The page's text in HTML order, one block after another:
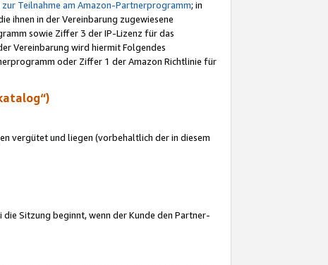
Teilnahme am Amazon-Partnerprogramm; in
ihnen in der Vereinbarung zugewiesene
sowie Ziffer 3 der IP-Lizenz für das
Vereinbarung wird hiermit Folgendes
oder Ziffer 1 der Amazon Richtlinie für
vergütet und liegen (vorbehaltlich der in diesem
Sitzung beginnt, wenn der Kunde den Partner-